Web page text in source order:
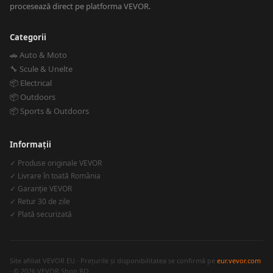
procesează direct pe platforma VEVOR.
Categorii
🚗 Auto & Moto
🔧 Scule & Unelte
📦 Electrical
📦 Outdoors
📦 Sports & Outdoors
Informații
✓ Produse originale VEVOR
✓ Livrare în toată România
✓ Garanție VEVOR
✓ Retur 30 de zile
✓ Plată securizată
Site afiliat VEVOR EU · Prețurile și disponibilitatea se confirmă pe eur.vevor.com
· © 2026 VEVOR Shop RO